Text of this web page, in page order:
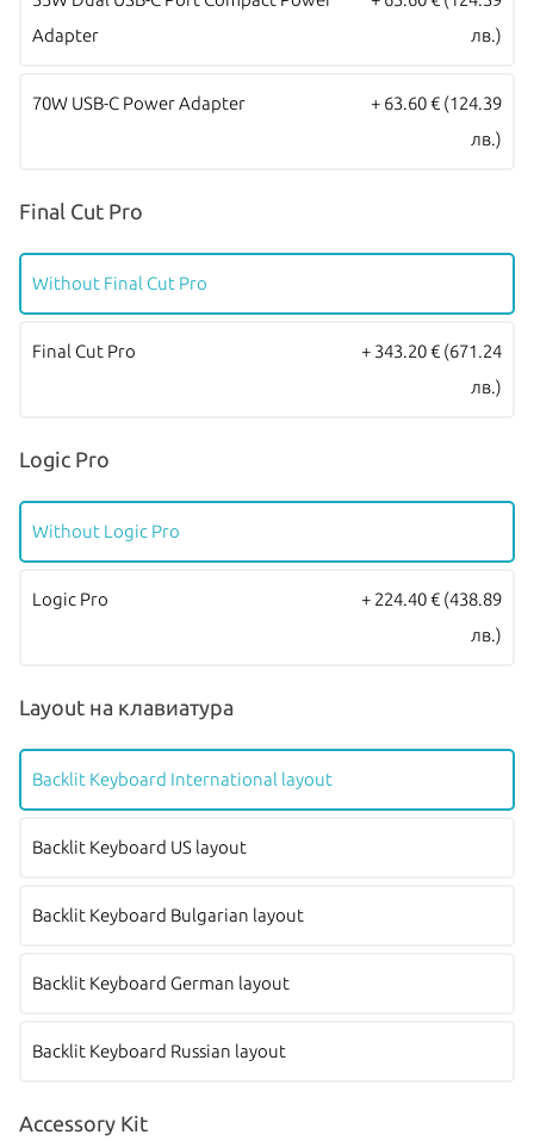
зареждане и свързване с външни устройства и 3.5mm аудио
жак. Батерията на MacBook Air издържа до 18 часа с едно
стандартна международна гаранция и подлежат на гаранционно
сервизни центрове на Apple).
Adapter
лв.)
70W USB-C Power Adapter + 63.60 € (124.39
лв.)
Final Cut Pro
Without Final Cut Pro
Final Cut Pro + 343.20 € (671.24
лв.)
Logic Pro
Without Logic Pro
Logic Pro + 224.40 € (438.89
лв.)
Layout на клавиатура
Backlit Keyboard International layout
Backlit Keyboard US layout
Backlit Keyboard Bulgarian layout
Backlit Keyboard German layout
Backlit Keyboard Russian layout
Accessory Kit